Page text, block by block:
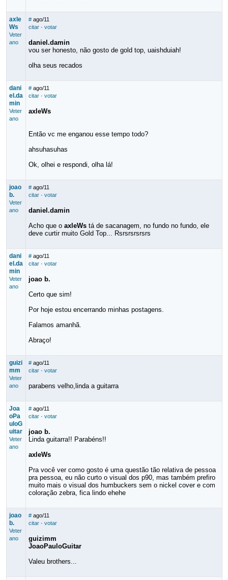
axle
Ws
Veter
ano
# ago/11
citar· votar
daniel.damin
vou ser honesto, não gosto de gold top, uaishduiah!
olha seus recados
dani
el.da
min
Veter
ano
# ago/11
citar· votar
axleWs
Então vc me enganou esse tempo todo?
ahsuhasuhas
Ok, olhei e respondi, olha lá!
joao
b.
Veter
ano
# ago/11
citar· votar
daniel.damin
Acho que o axleWstá de sacanagem, no fundo no fundo, ele
deve curtir muito Gold Top... Rsrsrsrsrsrs
dani
el.da
min
Veter
ano
# ago/11
citar· votar
joao b.
Certo que sim!
Por hoje estou encerrando minhas postagens.
Falamos amanhã.
Abraço!
guizi
mm
Veter
ano
# ago/11
citar· votar
parabens velho,linda a guitarra
Joa
oPa
uloG
uitar
Veter
ano
# ago/11
citar· votar
joao b.
Linda guitarra!! Parabéns!!
axleWs
Pra você ver como gosto é uma questão tão relativa de pessoa
pra pessoa, eu não curto o visual dos p90, mas também prefiro
muito mais o visual dos humbuckers sem o nickel cover e com
coloração zebra, fica lindo ehehe
joao
b.
Veter
ano
# ago/11
citar· votar
guizimm
JoaoPauloGuitar
Valeu brothers...